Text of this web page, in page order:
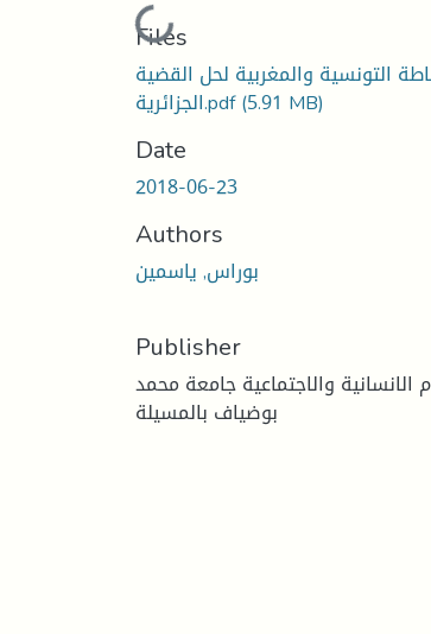
Loading...
Files
التونسية والمغربية لحل القضية
الجزائرية.pdf(5.91 MB)
Date
2018-06-23
Authors
بوراس, ياسمين
Publisher
الانسانية والاجتماعية جامعة محمد
بوضياف بالمسيلة